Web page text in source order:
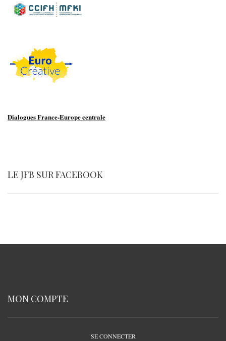
Dialogues France-Europe centrale
LE JFB SUR FACEBOOK
MON COMPTE
SE CONNECTER